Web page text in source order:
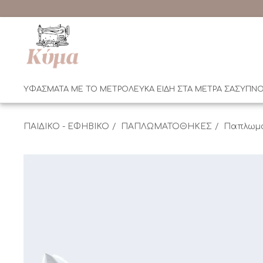
ΥΦΑΣΜΑΤΑ ΜΕ ΤΟ ΜΕΤΡΟΛΕΥΚΑ ΕΙΔΗ ΣΤΑ ΜΕΤΡΑ ΣΑΣ
ΠΑΙΔΙΚΟ - ΕΦΗΒΙΚΟ ΠΑΠΛΩΜΑΤΟΘΗΚΕΣ